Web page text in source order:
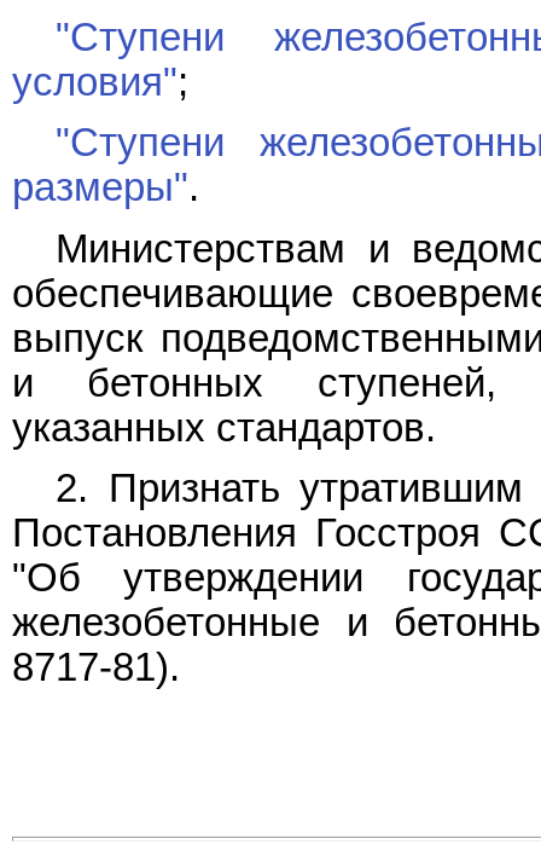
"Ступени
условия";
"Ступени
размеры".
Министерствам и
обеспечивающие
выпуск
и бетонных ступеней,
указанных стандартов.
2. Признать
Постановления Госстроя
"Об утверждении
железобетонные и
8717-81).